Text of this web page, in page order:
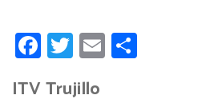
Facebook
Twitter
Email
ITV Trujillo